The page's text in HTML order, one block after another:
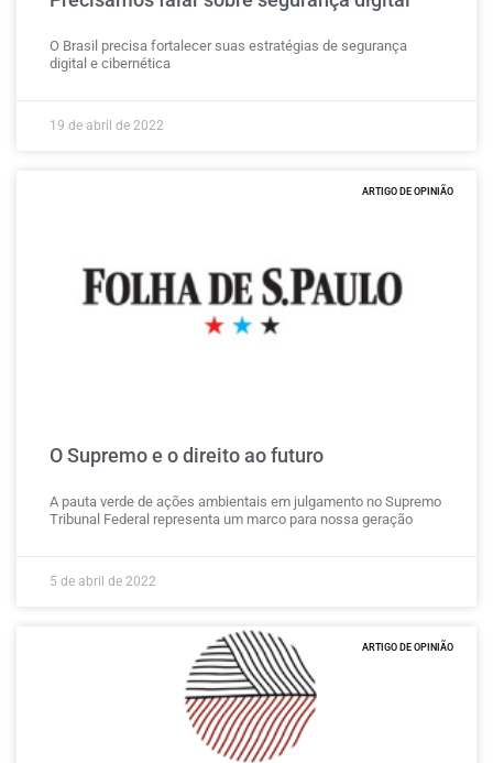
O Brasil precisa fortalecer suas estratégias de segurança
digital e cibernética
19 de abril de 2022
ARTIGO DE OPINIÃO
O Supremo e o direito ao futuro
A pauta verde de ações ambientais em julgamento no Supremo
Tribunal Federal representa um marco para nossa geração
5 de abril de 2022
ARTIGO DE OPINIÃO